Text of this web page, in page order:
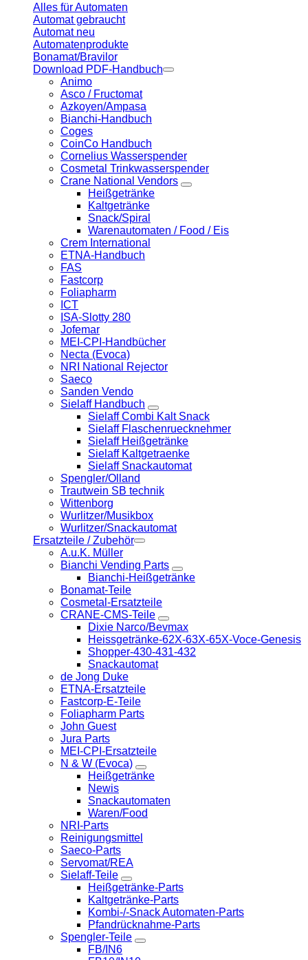
Alles für Automaten
Automat gebraucht
Automat neu
Automatenprodukte
Bonamat/Bravilor
Download PDF-Handbuch
Animo
Asco / Fructomat
Azkoyen/Ampasa
Bianchi-Handbuch
Coges
CoinCo Handbuch
Cornelius Wasserspender
Cosmetal Trinkwasserspender
Crane National Vendors
Heißgetränke
Kaltgetränke
Snack/Spiral
Warenautomaten / Food / Eis
Crem International
ETNA-Handbuch
FAS
Fastcorp
Foliapharm
ICT
ISA-Slotty 280
Jofemar
MEI-CPI-Handbücher
Necta (Evoca)
NRI National Rejector
Saeco
Sanden Vendo
Sielaff Handbuch
Sielaff Combi Kalt Snack
Sielaff Flaschenruecknehmer
Sielaff Heißgetränke
Sielaff Kaltgetraenke
Sielaff Snackautomat
Spengler/Olland
Trautwein SB technik
Wittenborg
Wurlitzer/Musikbox
Wurlitzer/Snackautomat
Ersatzteile / Zubehör
A.u.K. Müller
Bianchi Vending Parts
Bianchi-Heißgetränke
Bonamat-Teile
Cosmetal-Ersatzteile
CRANE-CMS-Teile
Dixie Narco/Bevmax
Heissgetränke-62X-63X-65X-Voce-Genesis
Shopper-430-431-432
Snackautomat
de Jong Duke
ETNA-Ersatzteile
Fastcorp-E-Teile
Foliapharm Parts
John Guest
Jura Parts
MEI-CPI-Ersatzteile
N & W (Evoca)
Heißgetränke
Newis
Snackautomaten
Waren/Food
NRI-Parts
Reinigungsmittel
Saeco-Parts
Servomat/REA
Sielaff-Teile
Heißgetränke-Parts
Kaltgetränke-Parts
Kombi-/-Snack Automaten-Parts
Pfandrücknahme-Parts
Spengler-Teile
FB/IN6